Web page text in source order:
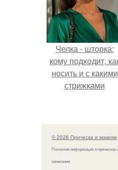
Челка - шторка:
кому подходит,
носить и с какими
стрижками
© 2026 Прическа и макияж
Полезная информация о прическах
нанесения